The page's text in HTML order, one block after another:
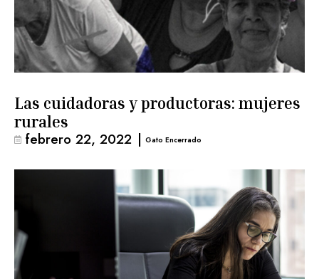
Las cuidadoras y productoras: mujeres
rurales
febrero 22, 2022 | Gato Encerrado